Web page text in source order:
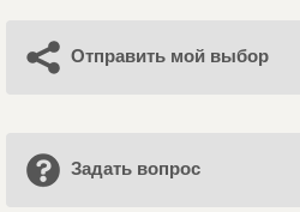
Отправить мой выбор
Задать вопрос